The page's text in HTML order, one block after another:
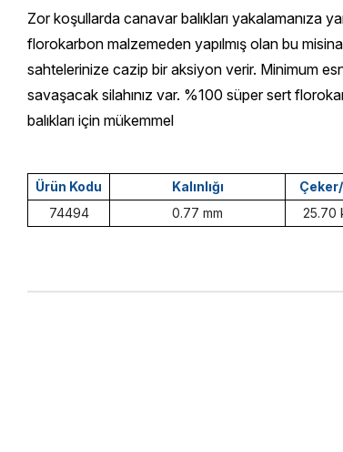
Zor koşullarda canavar balıkları yakalamanıza
florokarbon malzemeden yapılmış olan bu
sahtelerinize cazip bir aksiyon verir. Minimum
savaşacak silahınız var. %100 süper sert
balıkları için mükemmel
Ürün Kodu Kalınlığı
74494
0.77 mm 25.70